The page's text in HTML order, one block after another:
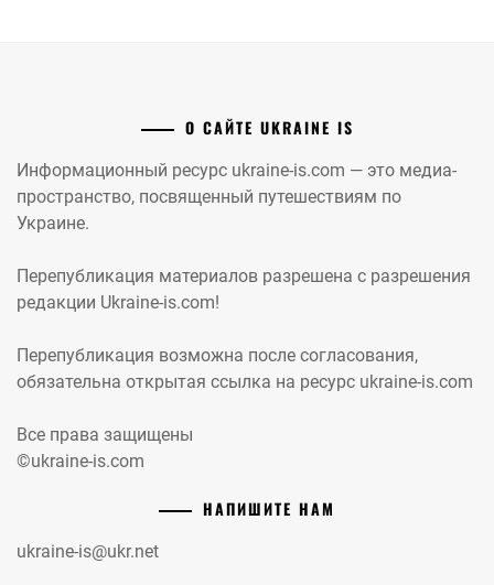
О САЙТЕ UKRAINE IS
Информационный ресурс ukraine-is.com — это медиа-
пространство, посвященный путешествиям по
Украине.
Перепубликация материалов разрешена с разрешения
редакции Ukraine-is.com!
Перепубликация возможна после согласования,
обязательна открытая ссылка на ресурс ukraine-is.com
Все права защищены
©ukraine-is.com
НАПИШИТЕ НАМ
ukraine-is@ukr.net